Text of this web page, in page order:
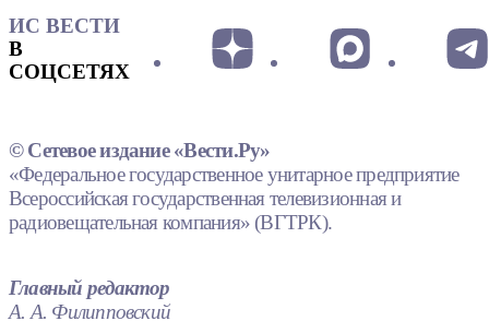
ИС ВЕСТИ
В
СОЦСЕТЯХ
© Сетевое издание «Вести.Ру»
«Федеральное государственное унитарное предприятие
Всероссийская государственная телевизионная и
радиовещательная компания» (ВГТРК).
Главный редактор
А. А. Филипповский